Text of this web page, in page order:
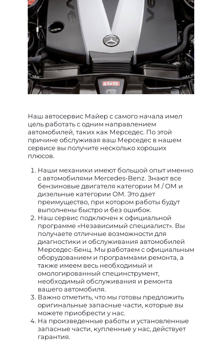
Наш автосервис Майер с самого начала имел
цель работать с одним направлением
автомобилей, таких как Мерседес. По этой
причине обслуживая ваш Мерседес в нашем
сервисе вы получите несколько хороших
плюсов.
Наши механики имеют большой опыт именно
с автомобилями Mercedes-Benz. Знают все
бензиновые двигателя категории М / ОМ и
дизельные категории ОМ. Это дает
преимущество, при котором работы будут
выполнены быстро и без ошибок.
Наш сервис подключен к официальной
программе «Независимый специалист». Вы
получаете отличные возможности для
диагностики и обслуживания автомобилей
Мерседес-Бенц. Мы работаем с официальным
оборудованием и программами ремонта, а
также имеем весь необходимый и
омологированный специнструмент,
необходимый обслуживания и ремонта
вашего автомобиля.
Важно отметить, что мы готовы предложить
оригинальные запасные части, которые вы
можете приобрести у нас.
На произведенные работы и установленные
запасные части, купленные у нас, действует
гарантия.